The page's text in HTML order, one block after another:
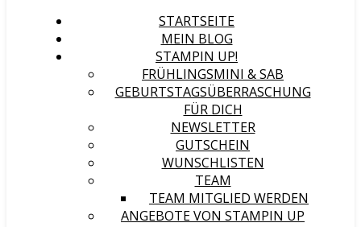
STARTSEITE
MEIN BLOG
STAMPIN UP!
FRÜHLINGSMINI & SAB
GEBURTSTAGSÜBERRASCHUNG
FÜR DICH
NEWSLETTER
GUTSCHEIN
WUNSCHLISTEN
TEAM
TEAM MITGLIED WERDEN
ANGEBOTE VON STAMPIN UP